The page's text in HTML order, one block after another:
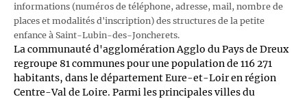
informations (numéros de téléphone, adresse, mail, nombre de
places et modalités d'inscription) des structures de la petite
enfance à Saint-Lubin-des-Joncherets.
La communauté d'agglomération Agglo du Pays de Dreux
regroupe 81 communes pour une population de 116 271
habitants, dans le département Eure-et-Loir en région
Centre-Val de Loire. Parmi les principales villes du